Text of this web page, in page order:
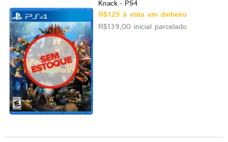
Knack - PS4
R$129 à vista em dinheiro
R$139,00 inicial parcelado